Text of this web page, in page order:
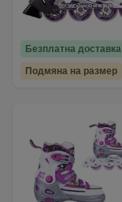
Безплатна доставка
Подмяна на размер